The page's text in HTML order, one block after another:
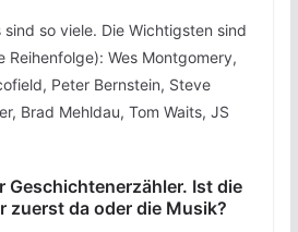
so viele. Die Wichtigsten sind
Reihenfolge): Wes Montgomery,
Peter Bernstein, Steve
Brad Mehldau, Tom Waits, JS
Geschichtenerzähler. Ist die
zuerst da oder die Musik?